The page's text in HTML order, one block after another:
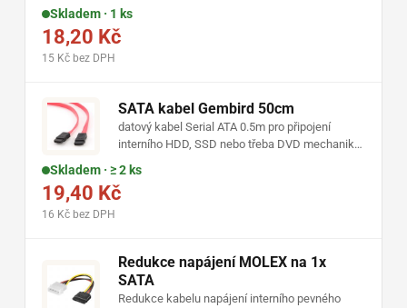
samec na 2× Molex samice • délka 15 cm • pro
zařízení se starším periferním napájením
Skladem · 1 ks
18,20 Kč
15 Kč bez DPH
SATA kabel Gembird 50cm
datový kabel Serial ATA 0.5m pro připojení
interního HDD, SSD nebo třeba DVD mechaniky,
rovné zakončení, SATA 3.0
Skladem · ≥ 2 ks
19,40 Kč
16 Kč bez DPH
Redukce napájení MOLEX na 1x
SATA
Redukce kabelu napájení interního pevného